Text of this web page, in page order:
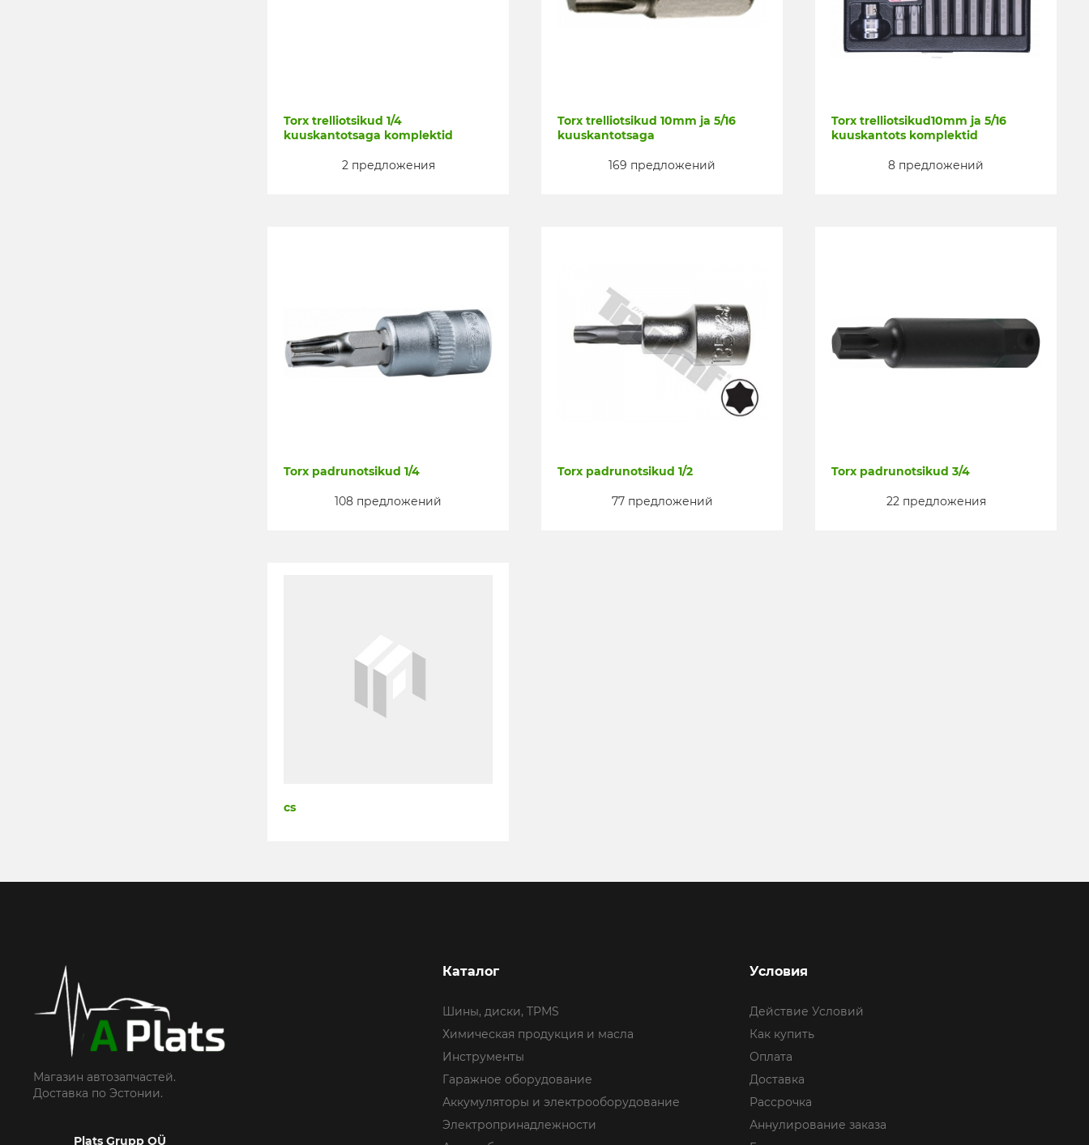
Torx trelliotsikud 1/4
kuuskantotsaga komplektid
2 предложения
Torx trelliotsikud 10mm ja 5/16
kuuskantotsaga
169 предложений
Torx trelliotsikud10mm ja 5/16
kuuskantots komplektid
8 предложений
Torx padrunotsikud 1/4
108 предложений
Torx padrunotsikud 1/2
77 предложений
Torx padrunotsikud 3/4
22 предложения
cs
Магазин автозапчастей.
Доставка по Эстонии.
Plats Grupp OÜ
Каталог
Шины, диски, TPMS
Химическая продукция и масла
Инструменты
Гаражное оборудование
Аккумуляторы и электрооборудование
Электропринадлежности
Условия
Действие Условий
Как купить
Оплата
Доставка
Рассрочка
Аннулирование заказа